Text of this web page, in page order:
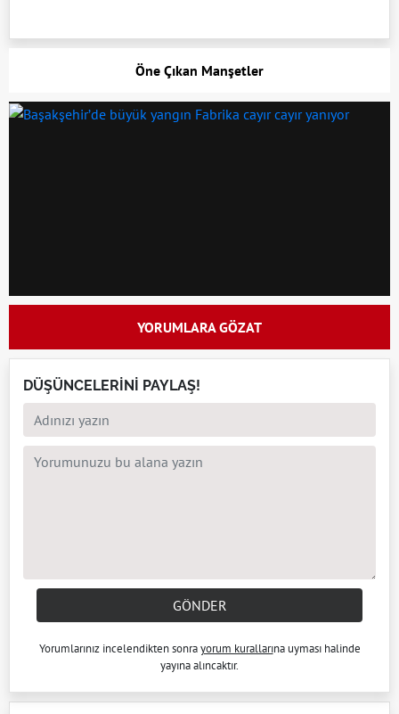
Öne Çıkan Manşetler
YORUMLARA GÖZAT
DÜŞÜNCELERİNİ PAYLAŞ!
GÖNDER
Yorumlarınız incelendikten sonrayorum kurallarına uyması halinde
yayına alıncaktır.